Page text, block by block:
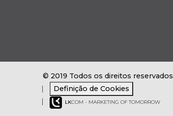
© 2019 Todos os direitos reservados
Definição de Cookies
LKCOM - MARKETING OF TOMORROW